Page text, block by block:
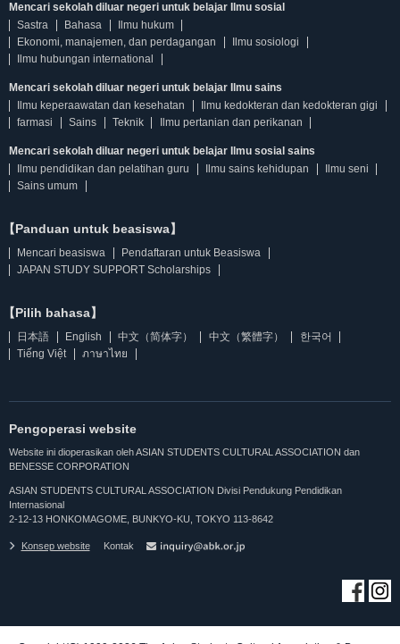
Mencari sekolah diluar negeri untuk belajar Ilmu sosial
Sastra
Bahasa
Ilmu hukum
Ekonomi, manajemen, dan perdagangan
Ilmu sosiologi
Ilmu hubungan international
Mencari sekolah diluar negeri untuk belajar Ilmu sains
Ilmu keperaawatan dan kesehatan
Ilmu kedokteran dan kedokteran gigi
farmasi
Sains Teknik Ilmu pertanian dan perikanan
Mencari sekolah diluar negeri untuk belajar Ilmu sosial sains
Ilmu pendidikan dan pelatihan guru
Ilmu sains kehidupan
Ilmu seni
Sains umum
【Panduan untuk beasiswa】
Mencari beasiswa
Pendaftaran untuk Beasiswa
JAPAN STUDY SUPPORT Scholarships
【Pilih bahasa】
日本語 English 中文（简体字） 中文（繁體字）
한국어
Tiếng Việt
ภาษาไทย
Pengoperasi website
Website ini dioperasikan oleh ASIAN STUDENTS CULTURAL ASSOCIATION dan
BENESSE CORPORATION
ASIAN STUDENTS CULTURAL ASSOCIATION Divisi Pendukung Pendidikan
Internasional
2-12-13 HONKOMAGOME, BUNKYO-KU, TOKYO 113-8642
Konsep website Kontak